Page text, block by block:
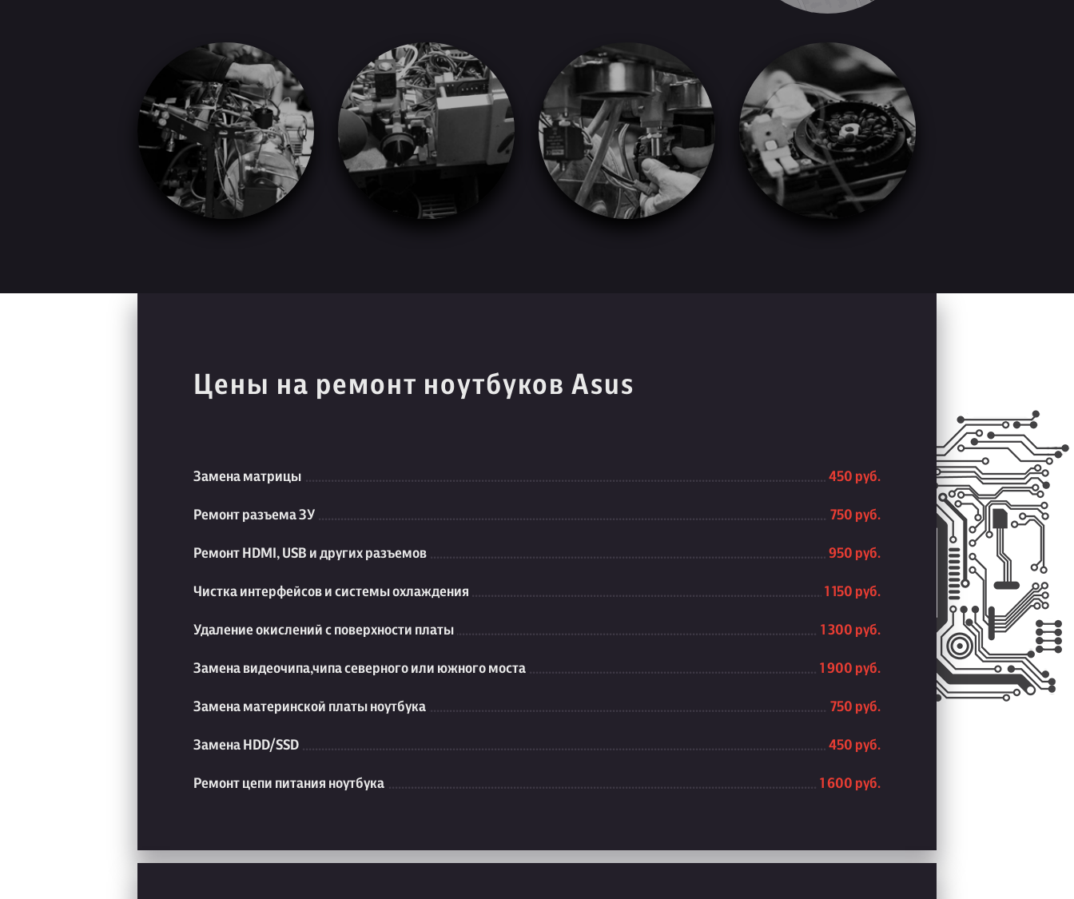
Цены на ремонт ноутбуков Asus
Замена матрицы 450 руб.
Ремонт разъема ЗУ 750 руб.
Ремонт HDMI, USB и других разъемов 950 руб.
Чистка интерфейсов и системы охлаждения 1 150 руб.
Удаление окислений с поверхности платы 1 300 руб.
Замена видеочипа,чипа северного или южного моста 1 900 руб.
Замена материнской платы ноутбука 750 руб.
Замена HDD/SSD 450 руб.
Ремонт цепи питания ноутбука 1 600 руб.